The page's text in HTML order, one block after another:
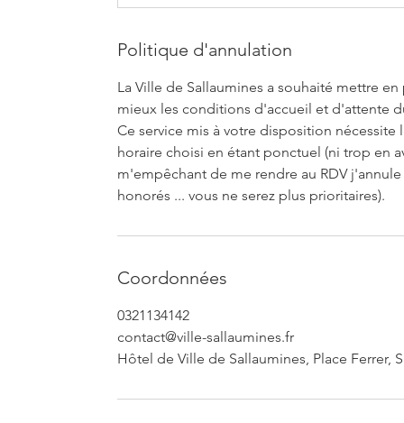
Politique d'annulation
La Ville de Sallaumines a souhaité mettre
mieux les conditions d'accueil et d'attente
Ce service mis à votre disposition
horaire choisi en étant ponctuel (ni trop en
m'empêchant de me rendre au RDV
honorés ... vous ne serez plus prioritaires).
Coordonnées
0321134142
contact@ville-sallaumines.fr
Hôtel de Ville de Sallaumines, Place Ferrer,